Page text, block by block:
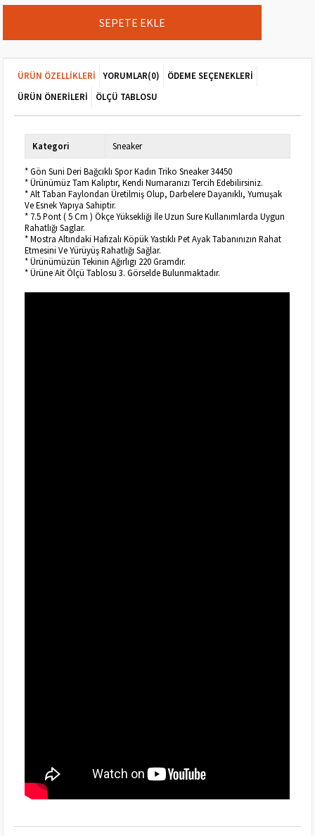
ÜRÜN ÖZELLIKLERI YORUMLAR(0)
ÖDEME SEÇENEKLERI
ÜRÜN ÖNERILERI
ÖLÇÜ TABLOSU
Kategori Sneaker
* Gön Suni Deri Bağcıklı Spor Kadın Triko Sneaker 34450
* Ürünümüz Tam Kalıptır, Kendi Numaranızı Tercih Edebilirsiniz.
* Alt Taban Faylondan Üretilmiş Olup, Darbelere Dayanıklı, Yumuşak
Ve Esnek Yapıya Sahiptir.
* 7.5 Pont ( 5 Cm ) Ökçe Yüksekliği İle Uzun Sure Kullanımlarda Uygun
Rahatlığı Saglar.
* Mostra Altındaki Hafızalı Köpük Yastıklı Pet Ayak Tabanınızın Rahat
Etmesini Ve Yürüyüş Rahatlığı Sağlar.
* Ürünümüzün Tekinin Ağırlıgı 220 Gramdır.
* Ürüne Ait Ölçü Tablosu 3. Görselde Bulunmaktadır.